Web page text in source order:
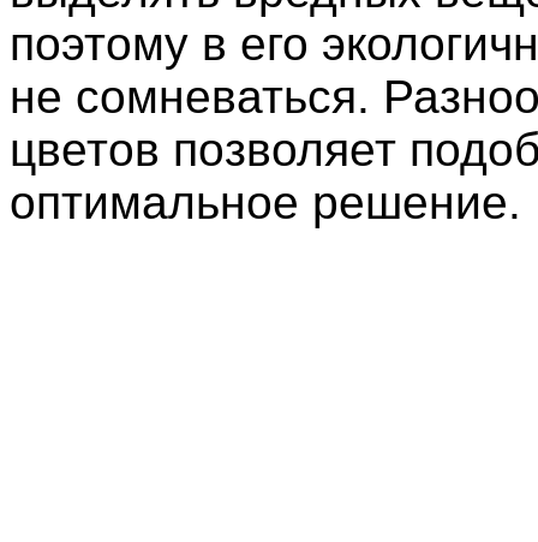
поэтому в его
не сомневаться.
цветов позволяет
оптимальное решение.